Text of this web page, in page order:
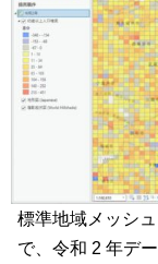
標準地域メッシ
で、令和 2 年デ